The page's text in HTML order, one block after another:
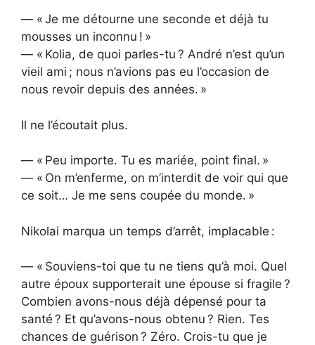
— « Je me détourne une seconde et déjà tu
mousses un inconnu ! »
— « Kolia, de quoi parles-tu ? André n’est qu’un
vieil ami ; nous n’avions pas eu l’occasion de
nous revoir depuis des années. »
Il ne l’écoutait plus.
— « Peu importe. Tu es mariée, point final. »
— « On m’enferme, on m’interdit de voir qui que
ce soit… Je me sens coupée du monde. »
Nikolai marqua un temps d’arrêt, implacable :
— « Souviens-toi que tu ne tiens qu’à moi. Quel
autre époux supporterait une épouse si fragile ?
Combien avons-nous déjà dépensé pour ta
santé ? Et qu’avons-nous obtenu ? Rien. Tes
chances de guérison ? Zéro. Crois-tu que je